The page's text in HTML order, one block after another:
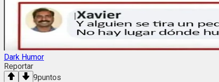
Dark Humor
Reportar
9puntos